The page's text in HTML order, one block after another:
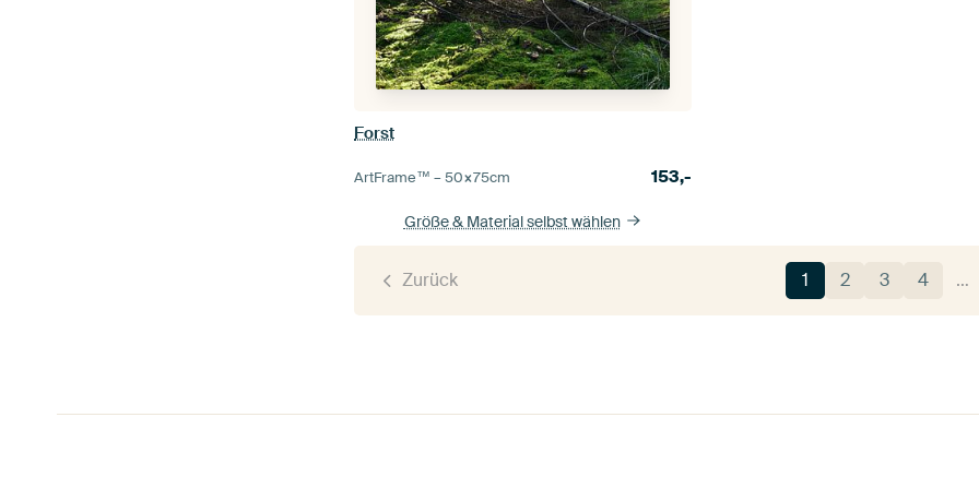
Forst
ArtFrame™ –50×75cm 153,-
Größe & Material selbst wählen
Zurück 1 2 3 4 …